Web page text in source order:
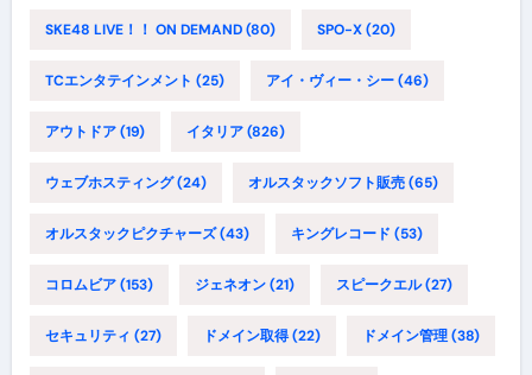
SKE48 LIVE！！ ON DEMAND(80) SPO-X(20)
TCエンタテインメント (25) アイ・ヴィー・シー(46)
アウトドア(19) イタリア(826)
ウェブホスティング(24) オルスタックソフト販売(65)
オルスタックピクチャーズ(43) キングレコード (53)
コロムビア(153) ジェネオン(21) スピークエル(27)
セキュリティ (27) ドメイン取得(22) ドメイン管理(38)